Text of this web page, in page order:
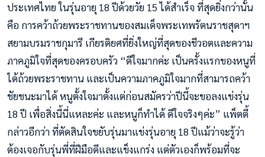
ประเทศไทย ในรุ่นอายุ 18 ปีด้วยวัย 15 ได้สำเร็จ ที่สุดยิ่งกว่านั้น
คือ การคว้าถ้วยพระราชทานของสมเด็จพระเทพรัตนราชสุดาฯ
สยามบรมราชกุมารี เกียรติยศที่ยิ่งใหญ่ที่สุดของชีวอตและความ
ภาคภูมิใจที่สุดของครอบครัว “ดีใจมากค่ะ เป็นครั้งแรกของหนูที่
ได้ถ้วยพระราชทาน และเป็นความภาคภูมิใจมากที่สามารถคว้า
ชัยชนะมาได้ หนูตั้งใจมาตั้งแต่ก่อนสมัครว่าปีนี้จะขอลงแข่งรุ่น
18 ปี เพื่อสิ่งนี้นี่แหละค่ะ และหนูก็ทำได้ ดีใจจริงๆค่ะ” แพ็ตตี้
กล่าวอีกว่า ที่ตัดสินใจขยับรุ่นมาแข่งรุ่นอายุ 18 ปีแม้ว่าจะรู้ว่า
ต้องเจอกับรุ่นพี่ที่ฝีมือดีและแข็งแกร่ง แต่ตัวเองก็พร้อมที่จะ